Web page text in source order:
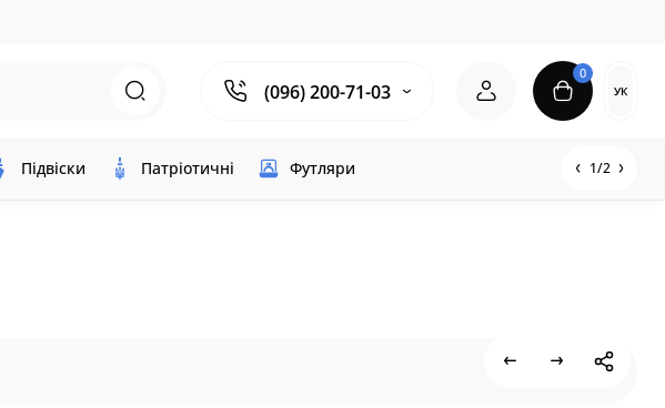
(096) 200-71-03
0
УК
Підвіски Патріотичні Футляри 1/2